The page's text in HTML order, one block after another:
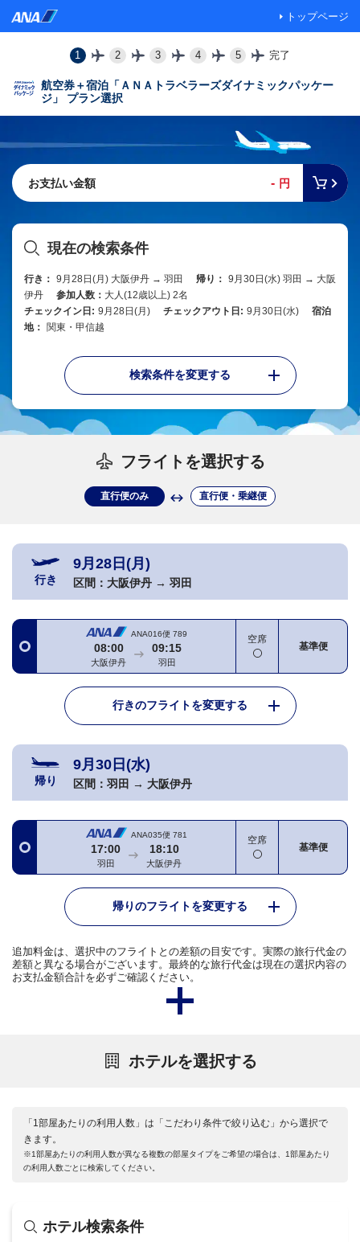
トップページ
1 2 3 4 5 完了
航空券＋宿泊「ＡＮＡトラベラーズダイナミックパッケー
ジ」 プラン選択
お支払い金額 - 円
現在の検索条件
行き： 9月28日(月) 大阪伊丹 → 羽田 帰り： 9月30日(水) 羽田 → 大阪
伊丹
参加人数： 大人(12歳以上) 2名
チェックイン日: 9月28日(月) チェックアウト日: 9月30日(水)
宿泊
地：
関東・甲信越
検索条件を変更する
フライトを選択する
直行便のみ 直行便・乗継便
行き
9月28日(月)
区間： 大阪伊丹 → 羽田
ANA016便 789
08:00
大阪伊丹
09:15
羽田
空席
基準便
行きのフライトを変更する
帰り
9月30日(水)
区間： 羽田 → 大阪伊丹
ANA035便 781
17:00
羽田
18:10
大阪伊丹
空席
基準便
帰りのフライトを変更する
追加料金は、選択中のフライトとの差額の目安です。実際の旅行代金の
差額と異なる場合がございます。最終的な旅行代金は現在の選択内容の
お支払金額合計を必ずご確認ください。
ホテルを選択する
「1部屋あたりの利用人数」は「こだわり条件で絞り込む」から選択で
きます。
※1部屋あたりの利用人数が異なる複数の部屋タイプをご希望の場合は、1部屋あたり
の利用人数ごとに検索してください。
ホテル検索条件